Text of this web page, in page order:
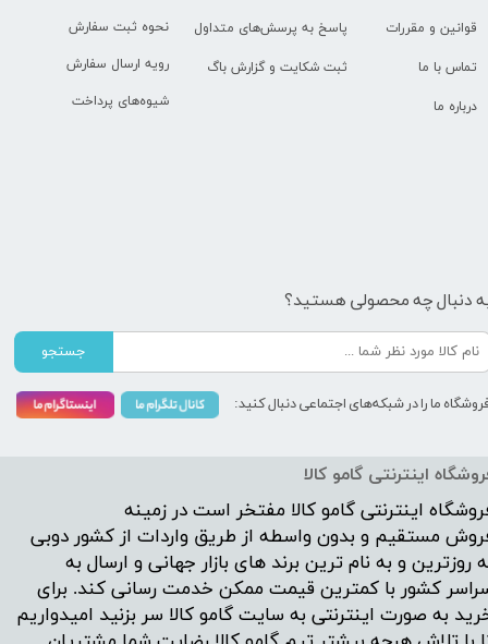
اینترنتی گامو کالا
اینترنتی گامو کالا مفتخر است در زمینه
مستقیم و بدون واسطه از طریق واردات از کشور دوبی
روزترین و به نام ترین برند های بازار جهانی و ارسال به
کشور با کمترین قیمت ممکن خدمت رسانی کند. برای
به صورت اینترنتی به سایت گامو کالا سر بزنید امیدواریم
نحوه ثبت سفارش
رویه ارسال سفارش
شیوه‌های پرداخت
پاسخ به پرسش‌های متداول
ثبت شکایت و گزارش باگ
قوانین و مقررات
تماس با ما
درباره ما
دنبال چه محصولی هستید؟
جستجو
ما را در شبکه‌های اجتماعی دنبال کنید: